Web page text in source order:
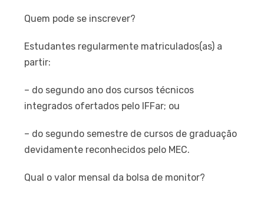
Quem pode se inscrever?
Estudantes regularmente matriculados(as) a
partir:
– do segundo ano dos cursos técnicos
integrados ofertados pelo IFFar; ou
– do segundo semestre de cursos de graduação
devidamente reconhecidos pelo MEC.
Qual o valor mensal da bolsa de monitor?